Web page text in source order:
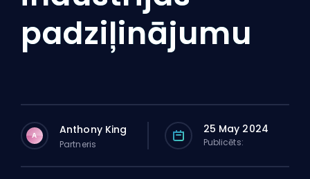
padziļinājumu
A Anthony King
Partneris
25 May 2024
Publicēts: